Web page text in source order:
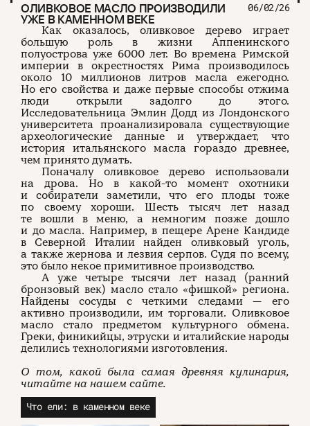
ОЛИВКОВОЕ МАСЛО ПРОИЗВОДИЛИ
УЖЕ В КАМЕННОМ ВЕКЕ
06/02/26
Как оказалось, оливковое дерево играет
большую роль в жизни Аппенинского
полуострова уже 6000 лет. Во времена Римской
империи в окрестностях Рима производилось
около 10 миллионов литров масла ежегодно.
Но его свойства и даже первые способы отжима
люди открыли задолго до этого.
Исследовательница Эмлин Додд из Лондонского
университета проанализировала существующие
археологические данные и утверждает, что
история итальянского масла гораздо древнее,
чем принято думать.
Поначалу оливковое дерево использовали
на дрова. Но в какой-то момент охотники
и собиратели заметили, что его плоды тоже
по своему хороши. Шесть тысяч лет назад
те вошли в меню, а немногим позже дошло
и до масла. Например, в пещере Арене Кандиде
в Северной Италии найден оливковый уголь,
а также жернова и лезвия серпов. Судя по всему,
это было некое примитивное производство.
А уже четыре тысячи лет назад (ранний
бронзовый век) масло стало «фишкой» региона.
Найдены сосуды с четкими следами — его
активно производили, им торговали. Оливковое
масло стало предметом культурного обмена.
Греки, финикийцы, этруски и италийские народы
делились технологиями изготовления.
О том, какой была самая древняя кулинария,
читайте на нашем сайте.
Что ели: в каменном веке